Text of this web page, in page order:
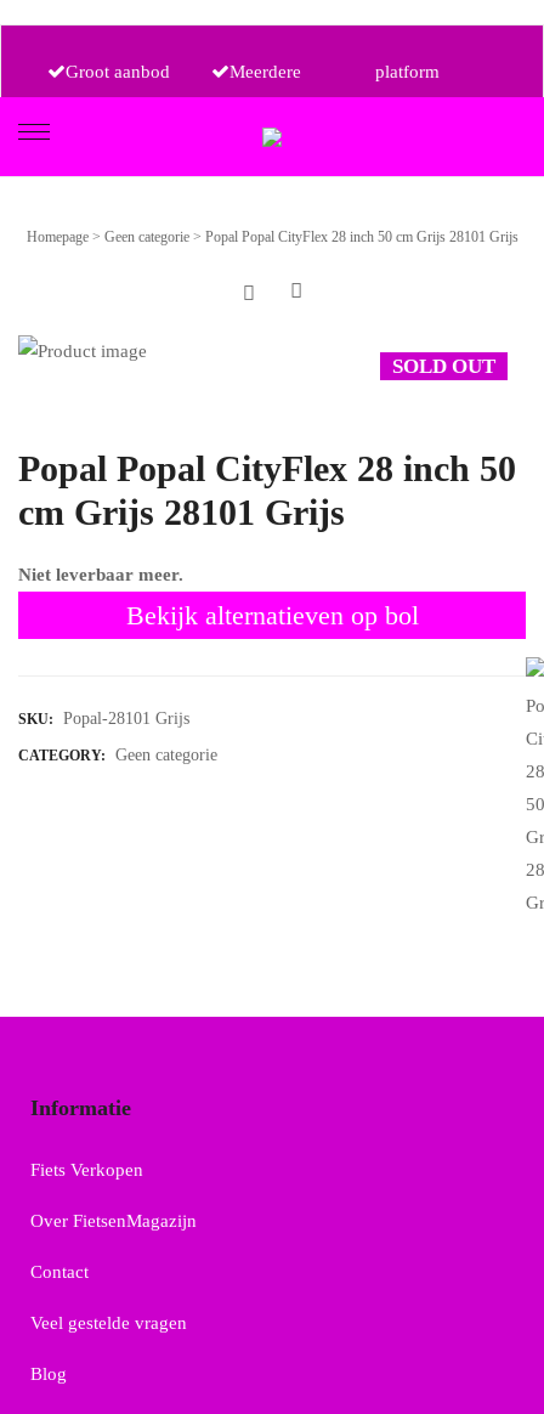
Groot aanbod
Meerdere
platform
Homepage > Geen categorie > Popal Popal CityFlex 28 inch 50 cm Grijs 28101 Grijs
SOLD OUT
Popal Popal CityFlex 28 inch 50
cm Grijs 28101 Grijs
Niet leverbaar meer.
Bekijk alternatieven op bol
SKU: Popal-28101 Grijs
CATEGORY: Geen categorie
Informatie
Fiets Verkopen
Over FietsenMagazijn
Contact
Veel gestelde vragen
Blog